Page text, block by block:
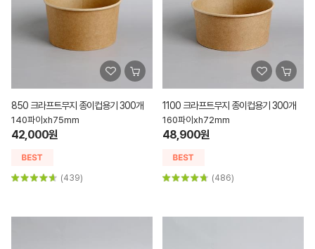
850 크라프트무지 종이컵용기 300개
140파이xh75mm
42,000원
(439)
1100 크라프트무지 종이컵용기 300개
160파이xh72mm
48,900원
(486)